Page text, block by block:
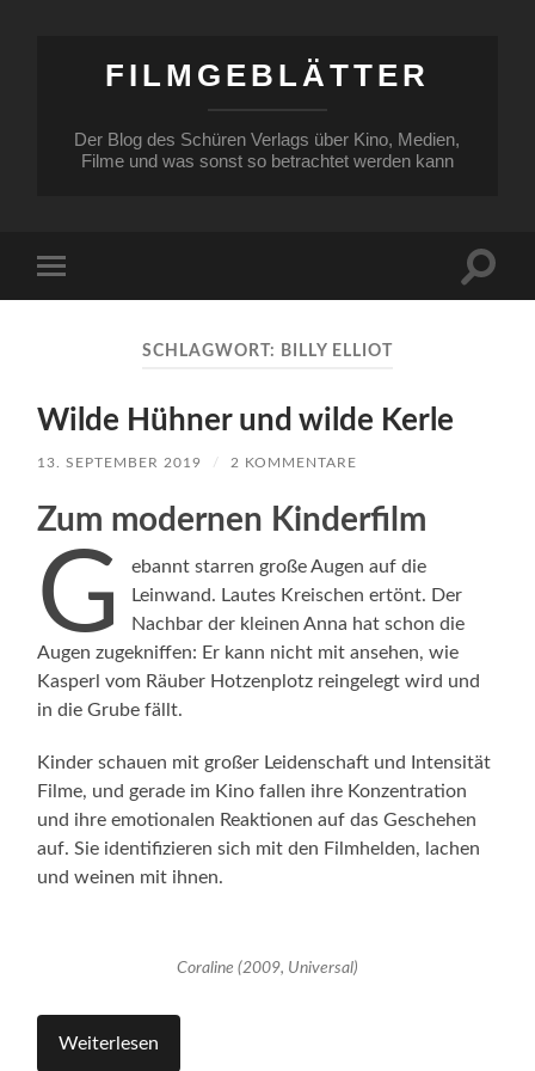
FILMGEBLÄTTER
Der Blog des Schüren Verlags über Kino, Medien,
Filme und was sonst so betrachtet werden kann
Menü
SCHLAGWORT: BILLY ELLIOT
Wilde Hühner und wilde Kerle
13. SEPTEMBER 2019 / 2 KOMMENTARE
Zum modernen Kinderfilm
G
ebannt starren große Augen auf die
Leinwand. Lautes Kreischen ertönt. Der
Nachbar der kleinen Anna hat schon die
Augen zugekniffen: Er kann nicht mit ansehen, wie
Kasperl vom Räuber Hotzenplotz reingelegt wird und
in die Grube fällt.
Kinder schauen mit großer Leidenschaft und Intensität
Filme, und gerade im Kino fallen ihre Konzentration
und ihre emotionalen Reaktionen auf das Geschehen
auf. Sie identifizieren sich mit den Filmhelden, lachen
und weinen mit ihnen.
Coraline (2009, Universal)
Weiterlesen